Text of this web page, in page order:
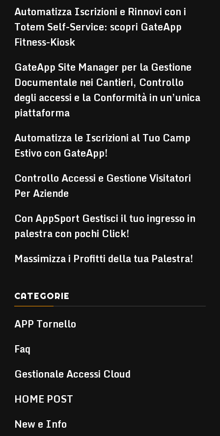
Automatizza Iscrizioni e Rinnovi con i
Totem Self-Service: scopri GateApp
Fitness-Kiosk
GateApp Site Manager per la Gestione
Documentale nei Cantieri, Controllo
degli accessi e la Conformità in un’unica
piattaforma
Automatizza le Iscrizioni al Tuo Camp
Estivo con GateApp!
Controllo Accessi e Gestione Visitatori
Per Aziende
Con AppSport Gestisci il tuo ingresso in
palestra con pochi Click!
Massimizza i Profitti della tua Palestra!
CATEGORIE
APP Tornello
Faq
Gestionale Accessi Cloud
HOME POST
New e Info